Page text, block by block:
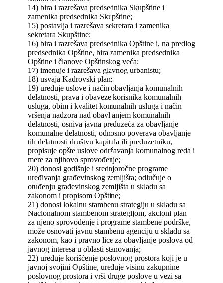
14) bira i razrešava predsednika Skupštine i
zamenika predsednika Skupštine;
15) postavlja i razrešava sekretara i zamenika
sekretara Skupštine;
16) bira i razrešava predsednika Opštine i, na predlog
predsednika Opštine, bira zamenika predsednika
Opštine i članove Opštinskog veća;
17) imenuje i razrešava glavnog urbanistu;
18) usvaja Kadrovski plan;
19) uređuje uslove i način obavljanja komunalnih
delatnosti, prava i obaveze korisnika komunalnih
usluga, obim i kvalitet komunalnih usluga i način
vršenja nadzora nad obavljanjem komunalnih
delatnosti, osniva javna preduzeća za obavljanje
komunalne delatnosti, odnosno poverava obavljanje
tih delatnosti društvu kapitala ili preduzetniku,
propisuje opšte uslove održavanja komunalnog reda i
mere za njihovo sprovođenje;
20) donosi godišnje i srednjoročne programe
uređivanja građevinskog zemljišta; odlučuje o
otuđenju građevinskog zemljišta u skladu sa
zakonom i propisom Opštine;
21) donosi lokalnu stambenu strategiju u skladu sa
Nacionalnom stambenom strategijom, akcioni plan
za njeno sprovođenje i programe stambene podrške,
može osnovati javnu stambenu agenciju u skladu sa
zakonom, kao i pravno lice za obavljanje poslova od
javnog interesa u oblasti stanovanja;
22) uređuje korišćenje poslovnog prostora koji je u
javnoj svojini Opštine, uređuje visinu zakupnine
poslovnog prostora i vrši druge poslove u vezi sa